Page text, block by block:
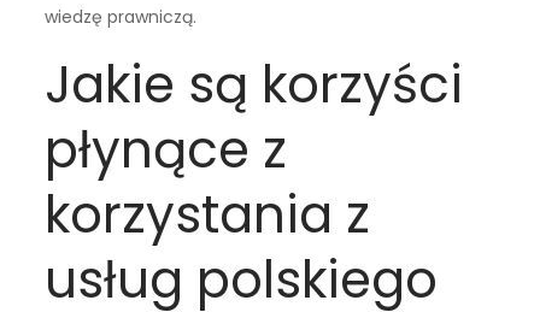
wiedzę prawniczą.
Jakie są korzyści
płynące z
korzystania z
usług polskiego